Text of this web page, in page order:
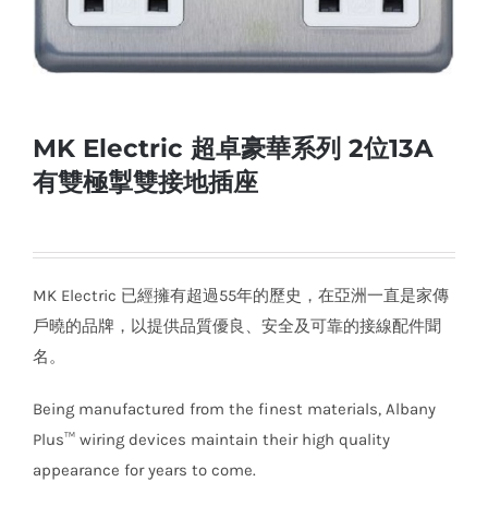
MK Electric 超卓豪華系列 2位13A
有雙極掣雙接地插座
MK Electric 已經擁有超過55年的歷史，在亞洲一直是家傳
戶曉的品牌，以提供品質優良、安全及可靠的接線配件聞
名。
Being manufactured from the finest materials, Albany
Plus™ wiring devices maintain their high quality
appearance for years to come.